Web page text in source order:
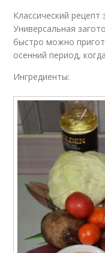
Классический
Универсальная
быстро можно
осенний период,
Ингредиенты: